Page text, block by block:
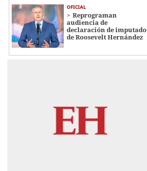
OFICIAL
Reprograman
audiencia de
declaración de imputado
de Roosevelt Hernández